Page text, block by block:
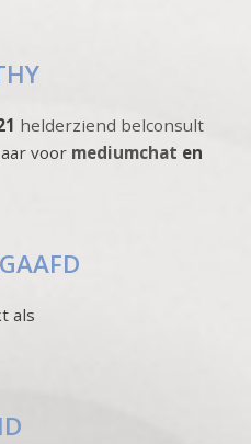
helderziend belconsult
voor mediumchat en
als